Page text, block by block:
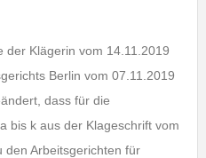
der Klägerin vom 14.11.2019
Berlin vom 07.11.2019
dass für die
bis k aus der Klageschrift vom
den Arbeitsgerichten für